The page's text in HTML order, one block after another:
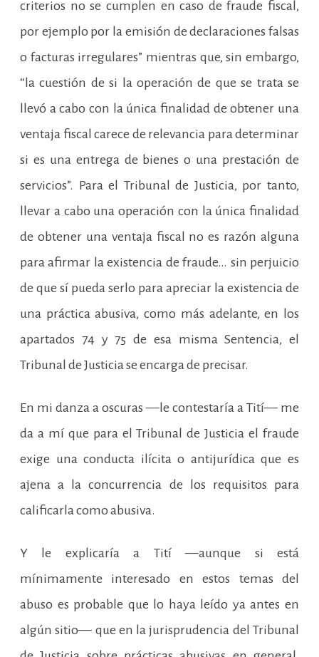
criterios no se cumplen en caso de fraude fiscal,
por ejemplo por la emisión de declaraciones falsas
o facturas irregulares” mientras que, sin embargo,
“la cuestión de si la operación de que se trata se
llevó a cabo con la única finalidad de obtener una
ventaja fiscal carece de relevancia para determinar
si es una entrega de bienes o una prestación de
servicios”. Para el Tribunal de Justicia, por tanto,
llevar a cabo una operación con la única finalidad
de obtener una ventaja fiscal no es razón alguna
para afirmar la existencia de fraude… sin perjuicio
de que sí pueda serlo para apreciar la existencia de
una práctica abusiva, como más adelante, en los
apartados 74 y 75 de esa misma Sentencia, el
Tribunal de Justicia se encarga de precisar.
En mi danza a oscuras —le contestaría a Tití— me
da a mí que para el Tribunal de Justicia el fraude
exige una conducta ilícita o antijurídica que es
ajena a la concurrencia de los requisitos para
calificarla como abusiva.
Y le explicaría a Tití —aunque si está
mínimamente interesado en estos temas del
abuso es probable que lo haya leído ya antes en
algún sitio— que en la jurisprudencia del Tribunal